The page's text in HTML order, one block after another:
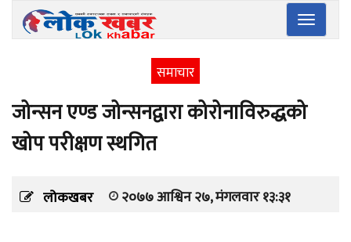
Toggle
समाचार
जोन्सन एण्ड जोन्सनद्वारा कोरोनाविरुद्धको
खोप परीक्षण स्थगित
लोकखबर २०७७ आश्विन २७, मंगलवार १३:३१